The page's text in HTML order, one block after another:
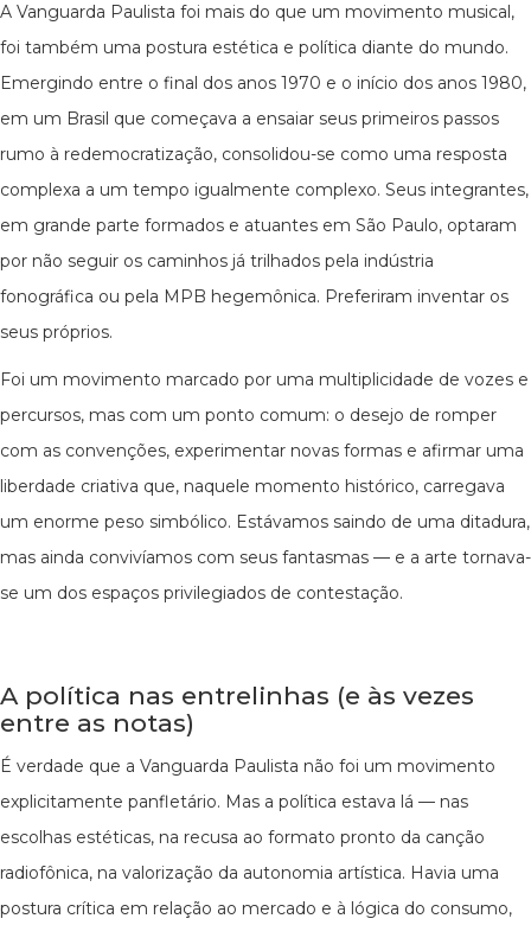
A Vanguarda Paulista foi mais do que um movimento musical,
foi também uma postura estética e política diante do mundo.
Emergindo entre o final dos anos 1970 e o início dos anos 1980,
em um Brasil que começava a ensaiar seus primeiros passos
rumo à redemocratização, consolidou-se como uma resposta
complexa a um tempo igualmente complexo. Seus integrantes,
em grande parte formados e atuantes em São Paulo, optaram
por não seguir os caminhos já trilhados pela indústria
fonográfica ou pela MPB hegemônica. Preferiram inventar os
seus próprios.
Foi um movimento marcado por uma multiplicidade de vozes e
percursos, mas com um ponto comum: o desejo de romper
com as convenções, experimentar novas formas e afirmar uma
liberdade criativa que, naquele momento histórico, carregava
um enorme peso simbólico. Estávamos saindo de uma ditadura,
mas ainda convivíamos com seus fantasmas — e a arte tornava-
se um dos espaços privilegiados de contestação.
A política nas entrelinhas (e às vezes
entre as notas)
É verdade que a Vanguarda Paulista não foi um movimento
explicitamente panfletário. Mas a política estava lá — nas
escolhas estéticas, na recusa ao formato pronto da canção
radiofônica, na valorização da autonomia artística. Havia uma
postura crítica em relação ao mercado e à lógica do consumo,